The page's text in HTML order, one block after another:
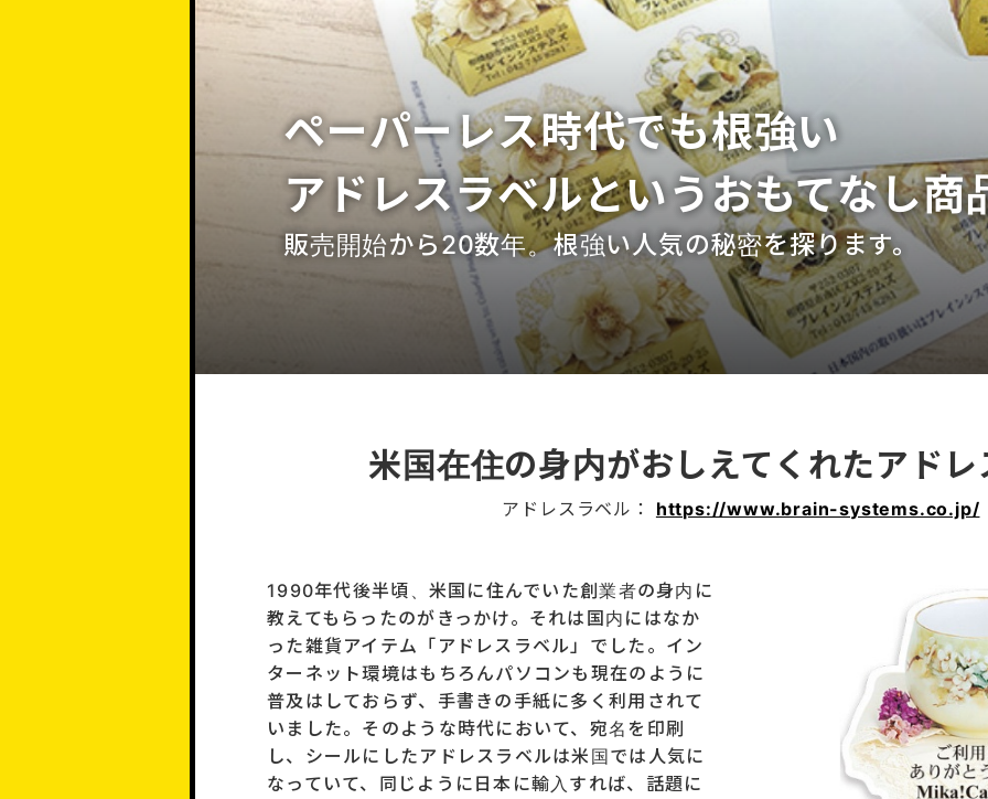
ペーパーレス時代でも根強い
アドレスラベルというおもてなし商
販売開始から20数年。根強い人気の秘密を探ります。
米国在住の身内がおしえてくれたアド
アドレスラベル： https://www.brain-systems.co.jp/
1990年代後半頃、米国に住んでいた創業者の身内に
教えてもらったのがきっかけ。それは国内にはなか
った雑貨アイテム「アドレスラベル」でした。イン
ターネット環境はもちろんパソコンも現在のように
普及はしておらず、手書きの手紙に多く利用されて
いました。そのような時代において、宛名を印刷
し、シールにしたアドレスラベルは米国では人気に
なっていて、同じように日本に輸入すれば、話題に